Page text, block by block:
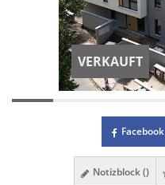
VERKAUFT
Facebook
Notizblock ()